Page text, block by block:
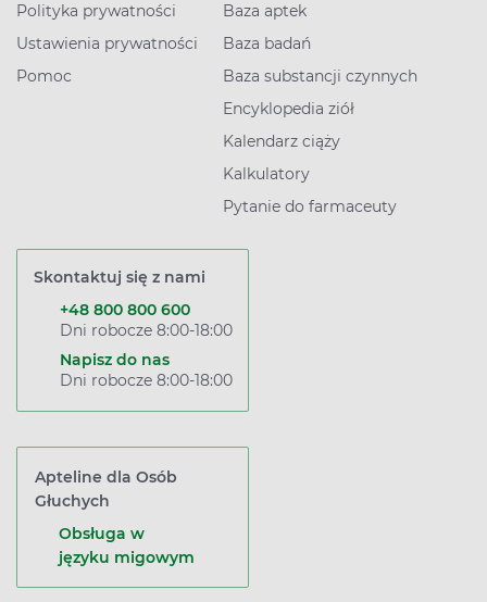
Polityka prywatności
Ustawienia prywatności
Pomoc
Baza aptek
Baza badań
Baza substancji czynnych
Encyklopedia ziół
Kalendarz ciąży
Kalkulatory
Pytanie do farmaceuty
Skontaktuj się z nami
+48 800 800 600
Dni robocze 8:00-18:00
Napisz do nas
Dni robocze 8:00-18:00
Apteline dla Osób
Głuchych
Obsługa w
języku migowym